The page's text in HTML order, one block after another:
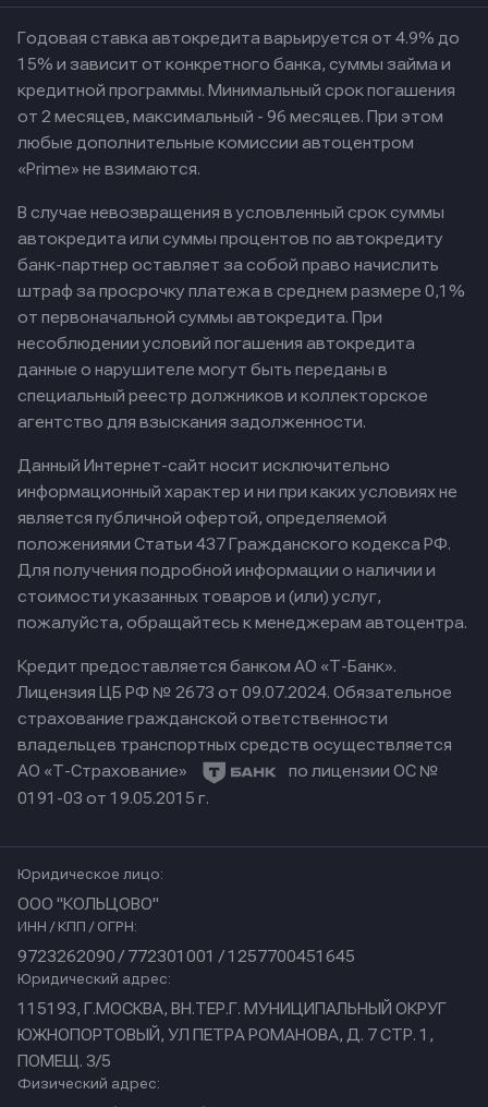
Годовая ставка автокредита варьируется от 4.9% до
15% и зависит от конкретного банка, суммы займа и
кредитной программы. Минимальный срок погашения
от 2 месяцев, максимальный - 96 месяцев. При этом
любые дополнительные комиссии автоцентром
«Prime» не взимаются.
В случае невозвращения в условленный срок суммы
автокредита или суммы процентов по автокредиту
банк-партнер оставляет за собой право начислить
штраф за просрочку платежа в среднем размере 0,1%
от первоначальной суммы автокредита. При
несоблюдении условий погашения автокредита
данные о нарушителе могут быть переданы в
специальный реестр должников и коллекторское
агентство для взыскания задолженности.
Данный Интернет-сайт носит исключительно
информационный характер и ни при каких условиях не
является публичной офертой, определяемой
положениями Статьи 437 Гражданского кодекса РФ.
Для получения подробной информации о наличии и
стоимости указанных товаров и (или) услуг,
пожалуйста, обращайтесь к менеджерам автоцентра.
Кредит предоставляется банком АО «Т-Банк».
Лицензия ЦБ РФ № 2673 от 09.07.2024. Обязательное
страхование гражданской ответственности
владельцев транспортных средств осуществляется
АО «Т-Страхование»
по лицензии ОС №
0191-03 от 19.05.2015 г.
Юридическое лицо:
ООО "КОЛЬЦОВО"
ИНН / КПП / ОГРН:
9723262090 / 772301001 / 1257700451645
Юридический адрес:
115193, Г.МОСКВА, ВН.ТЕР.Г. МУНИЦИПАЛЬНЫЙ ОКРУГ
ЮЖНОПОРТОВЫЙ, УЛ ПЕТРА РОМАНОВА, Д. 7 СТР. 1,
ПОМЕЩ. 3/5
Физический адрес: